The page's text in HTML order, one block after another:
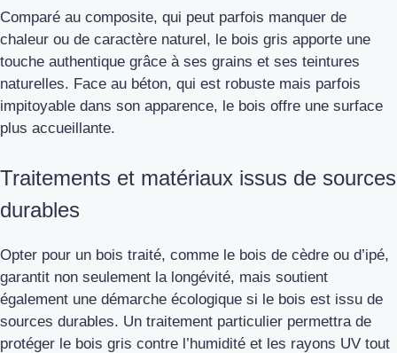
Comparé au composite, qui peut parfois manquer de
chaleur ou de caractère naturel, le bois gris apporte une
touche authentique grâce à ses grains et ses teintures
naturelles. Face au béton, qui est robuste mais parfois
impitoyable dans son apparence, le bois offre une surface
plus accueillante.
Traitements et matériaux issus de sources
durables
Opter pour un bois traité, comme le bois de cèdre ou d’ipé,
garantit non seulement la longévité, mais soutient
également une démarche écologique si le bois est issu de
sources durables. Un traitement particulier permettra de
protéger le bois gris contre l’humidité et les rayons UV tout